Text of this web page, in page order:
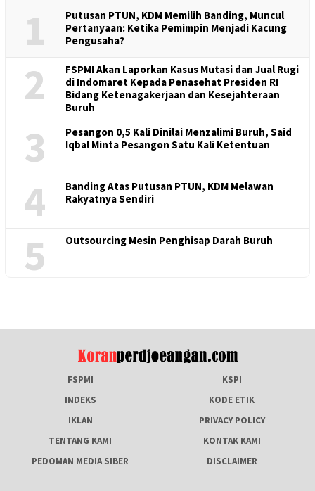
1
Putusan PTUN, KDM Memilih Banding, Muncul
Pertanyaan: Ketika Pemimpin Menjadi Kacung
Pengusaha?
2
FSPMI Akan Laporkan Kasus Mutasi dan Jual Rugi
di Indomaret Kepada Penasehat Presiden RI
Bidang Ketenagakerjaan dan Kesejahteraan
Buruh
3
Pesangon 0,5 Kali Dinilai Menzalimi Buruh, Said
Iqbal Minta Pesangon Satu Kali Ketentuan
4
Banding Atas Putusan PTUN, KDM Melawan
Rakyatnya Sendiri
5 Outsourcing Mesin Penghisap Darah Buruh
FSPMI
KSPI
INDEKS
KODE ETIK
IKLAN
PRIVACY POLICY
TENTANG KAMI
KONTAK KAMI
PEDOMAN MEDIA SIBER
DISCLAIMER